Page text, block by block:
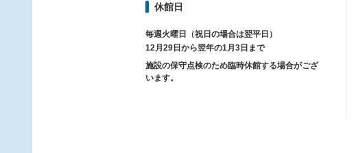
休館日
毎週火曜日（祝日の場合は翌平日）
12月29日から翌年の1月3日まで
施設の保守点検のため臨時休館する場合がござ
います。